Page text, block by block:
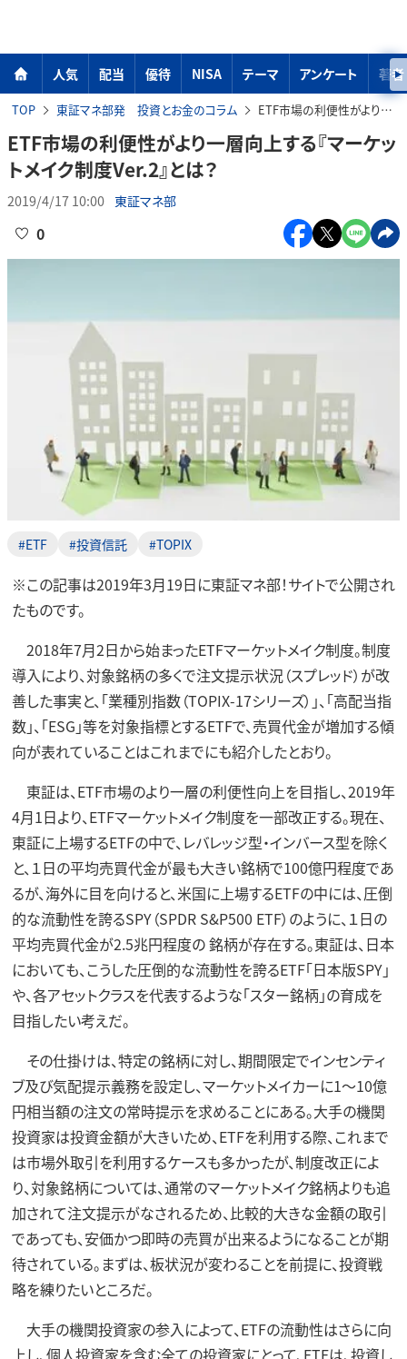
人気 配当 優待 NISA テーマ アンケート 著者
TOP 東証マネ部発 投資とお金のコラム ETF市場の利便性がより一層向上する『マーケットメイク制度Ver.2』とは？
ETF市場の利便性がより一層向上する『マーケッ
トメイク制度Ver.2』とは？
2019/4/17 10:00 東証マネ部
0
#ETF #投資信託 #TOPIX
※この記事は2019年3月19日に東証マネ部！サイトで公開され
たものです。
2018年7月2日から始まったETFマーケットメイク制度。制度
導入により、対象銘柄の多くで注文提示状況（スプレッド）が改
善した事実と、「業種別指数（TOPIX-17シリーズ）」、「高配当指
数」、「ESG」等を対象指標とするETFで、売買代金が増加する傾
向が表れていることはこれまでにも紹介したとおり。
東証は、ETF市場のより一層の利便性向上を目指し、2019年
4月1日より、ETFマーケットメイク制度を一部改正する。現在、
東証に上場するETFの中で、レバレッジ型・インバース型を除く
と、１日の平均売買代金が最も大きい銘柄で100億円程度であ
るが、海外に目を向けると、米国に上場するETFの中には、圧倒
的な流動性を誇るSPY（SPDR S&P500 ETF）のように、１日の
平均売買代金が2.5兆円程度の 銘柄が存在する。東証は、日本
においても、こうした圧倒的な流動性を誇るETF「日本版SPY」
や、各アセットクラスを代表するような「スター銘柄」の育成を
目指したい考えだ。
その仕掛けは、特定の銘柄に対し、期間限定でインセンティ
ブ及び気配提示義務を設定し、マーケットメイカーに1～10億
円相当額の注文の常時提示を求めることにある。大手の機関
投資家は投資金額が大きいため、ETFを利用する際、これまで
は市場外取引を利用するケースも多かったが、制度改正によ
り、対象銘柄については、通常のマーケットメイク銘柄よりも追
加されて注文提示がなされるため、比較的大きな金額の取引
であっても、安価かつ即時の売買が出来るようになることが期
待されている。まずは、板状況が変わることを前提に、投資戦
略を練りたいところだ。
大手の機関投資家の参入によって、ETFの流動性はさらに向
上し、個人投資家を含む全ての投資家にとって、ETFは、投資し